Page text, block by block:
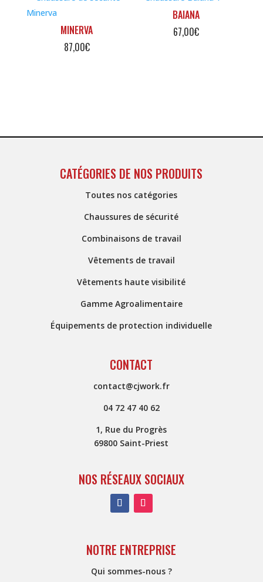
MINERVA
87,00€
BAIANA
67,00€
CATÉGORIES DE NOS PRODUITS
Toutes nos catégories
Chaussures de sécurité
Combinaisons de travail
Vêtements de travail
Vêtements haute visibilité
Gamme Agroalimentaire
Équipements de protection individuelle
CONTACT
contact@cjwork.fr
04 72 47 40 62
1, Rue du Progrès
69800 Saint-Priest
NOS RÉSEAUX SOCIAUX
NOTRE ENTREPRISE
Qui sommes-nous ?